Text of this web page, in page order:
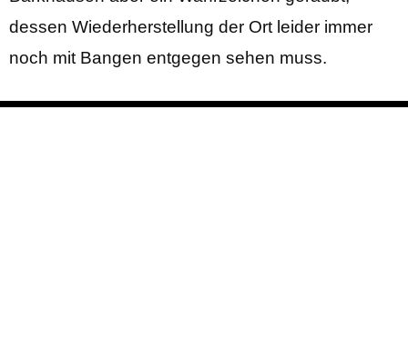
dessen Wiederherstellung der Ort leider immer
noch mit Bangen entgegen sehen muss.